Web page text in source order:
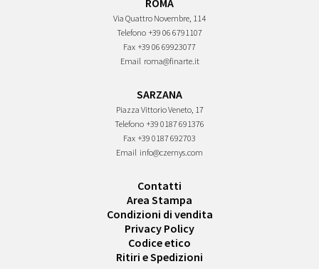
ROMA
Via Quattro Novembre, 114
Telefono +39 06 6791107
Fax +39 06 69923077
Email roma@finarte.it
SARZANA
Piazza Vittorio Veneto, 17
Telefono +39 0187 691376
Fax +39 0187 692703
Email info@czernys.com
Contatti
Area Stampa
Condizioni di vendita
Privacy Policy
Codice etico
Ritiri e Spedizioni